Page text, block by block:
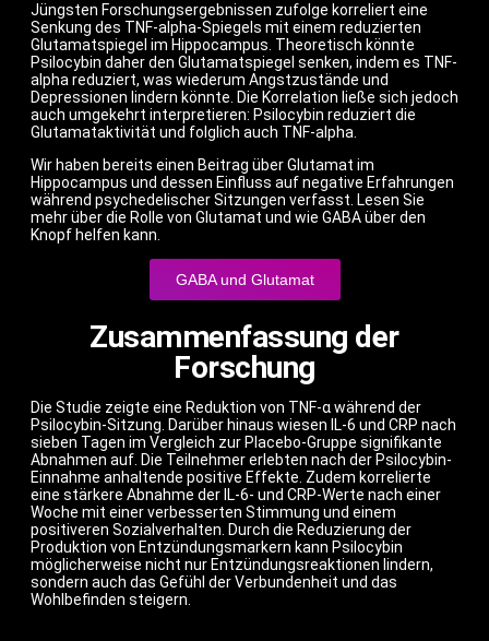
Jüngsten Forschungsergebnissen zufolge korreliert eine
Senkung des TNF-alpha-Spiegels mit einem reduzierten
Glutamatspiegel im Hippocampus. Theoretisch könnte
Psilocybin daher den Glutamatspiegel senken, indem es TNF-
alpha reduziert, was wiederum Angstzustände und
Depressionen lindern könnte. Die Korrelation ließe sich jedoch
auch umgekehrt interpretieren: Psilocybin reduziert die
Glutamataktivität und folglich auch TNF-alpha.
Wir haben bereits einen Beitrag über Glutamat im
Hippocampus und dessen Einfluss auf negative Erfahrungen
während psychedelischer Sitzungen verfasst. Lesen Sie
mehr über die Rolle von Glutamat und wie GABA über den
Knopf helfen kann.
GABA und Glutamat
Zusammenfassung der
Forschung
Die Studie zeigte eine Reduktion von TNF-α während der
Psilocybin-Sitzung. Darüber hinaus wiesen IL-6 und CRP nach
sieben Tagen im Vergleich zur Placebo-Gruppe signifikante
Abnahmen auf. Die Teilnehmer erlebten nach der Psilocybin-
Einnahme anhaltende positive Effekte. Zudem korrelierte
eine stärkere Abnahme der IL-6- und CRP-Werte nach einer
Woche mit einer verbesserten Stimmung und einem
positiveren Sozialverhalten. Durch die Reduzierung der
Produktion von Entzündungsmarkern kann Psilocybin
möglicherweise nicht nur Entzündungsreaktionen lindern,
sondern auch das Gefühl der Verbundenheit und das
Wohlbefinden steigern.